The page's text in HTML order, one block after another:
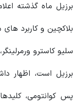
برزیل ماه گذشته
بلاکچین و کاربرد
سلیو کاسترو
برزیل است، اظهار
پس کوانتومی،